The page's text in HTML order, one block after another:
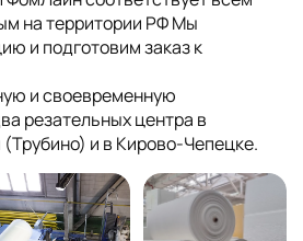
на территории РФ Мы
и подготовим заказ к
и своевременную
резательных центра в
и в Кирово-Чепецке.